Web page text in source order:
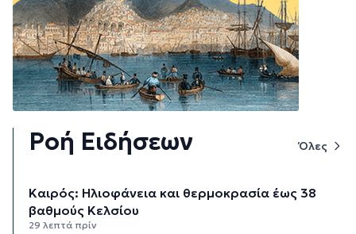
Ροή Ειδήσεων Όλες
Καιρός: Ηλιοφάνεια και θερμοκρασία έως 38
βαθμούς Κελσίου
29 λεπτά πρίν